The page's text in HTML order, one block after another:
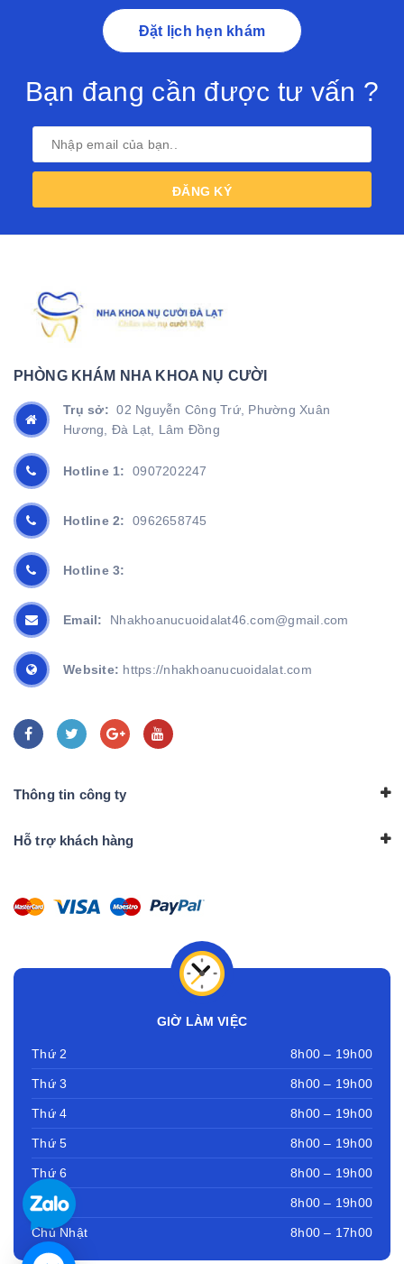
Đặt lịch hẹn khám
Bạn đang cần được tư vấn ?
ĐĂNG KÝ
PHÒNG KHÁM NHA KHOA NỤ CƯỜI
Trụ sở:02 Nguyễn Công Trứ, Phường Xuân
Hương, Đà Lạt, Lâm Đồng
Hotline 1: 0907202247
Hotline 2: 0962658745
Hotline 3:
Email: Nhakhoanucuoidalat46.com@gmail.com
Website: https://nhakhoanucuoidalat.com
Thông tin công ty
Hỗ trợ khách hàng
GIỜ LÀM VIỆC
Thứ 2 8h00 – 19h00
Thứ 3 8h00 – 19h00
Thứ 4 8h00 – 19h00
Thứ 5 8h00 – 19h00
Thứ 6 8h00 – 19h00
Thứ 7 8h00 – 19h00
Chủ Nhật 8h00 – 17h00